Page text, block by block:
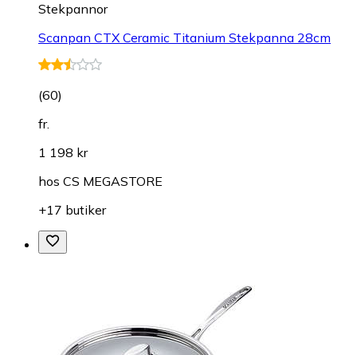
Stekpannor
Scanpan CTX Ceramic Titanium Stekpanna 28cm
(60)
fr.
1 198 kr
hos CS MEGASTORE
+17 butiker